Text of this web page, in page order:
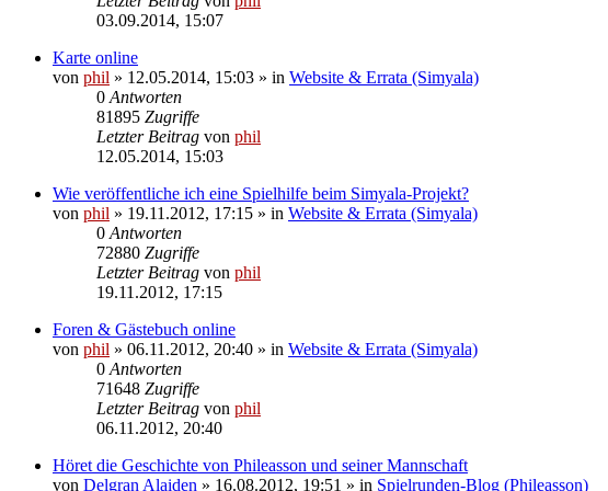
03.09.2014, 15:07
Karte online
von phil » 12.05.2014, 15:03 » in Website & Errata (Simyala)
0 Antworten
81895 Zugriffe
Letzter Beitrag von phil
12.05.2014, 15:03
Wie veröffentliche ich eine Spielhilfe beim Simyala-Projekt?
von phil » 19.11.2012, 17:15 » in Website & Errata (Simyala)
0 Antworten
72880 Zugriffe
Letzter Beitrag von phil
19.11.2012, 17:15
Foren & Gästebuch online
von phil » 06.11.2012, 20:40 » in Website & Errata (Simyala)
0 Antworten
71648 Zugriffe
Letzter Beitrag von phil
06.11.2012, 20:40
Höret die Geschichte von Phileasson und seiner Mannschaft
von Delgran Alaiden » 16.08.2012, 19:51 » in Spielrunden-Blog (Phileasson)